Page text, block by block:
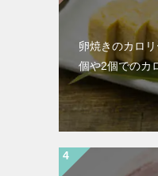
卵焼きのカロ
個や2個でのカ